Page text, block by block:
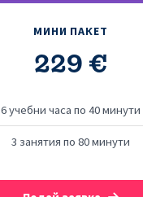
МИНИ ПАКЕТ
229 €
6 учебни часа по 40 минути
3 занятия по 80 минути